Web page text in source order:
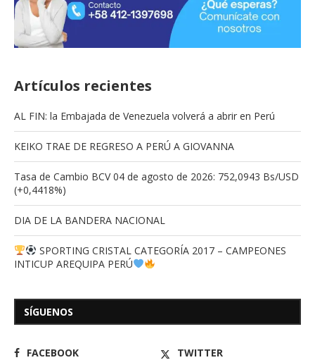
Artículos recientes
AL FIN: la Embajada de Venezuela volverá a abrir en Perú
KEIKO TRAE DE REGRESO A PERÚ A GIOVANNA
Tasa de Cambio BCV 04 de agosto de 2026: 752,0943 Bs/USD
(+0,4418%)
DIA DE LA BANDERA NACIONAL
SPORTING CRISTAL CATEGORÍA 2017 – CAMPEONES
INTICUP AREQUIPA PERÚ
SÍGUENOS
FACEBOOK
TWITTER